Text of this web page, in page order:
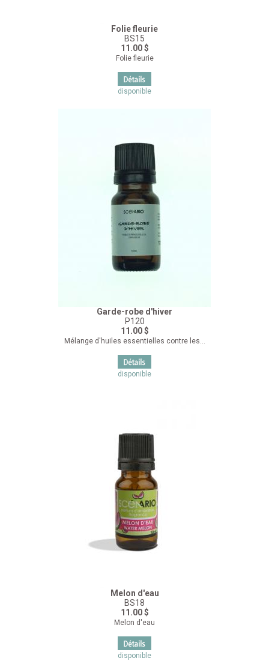
Folie fleurie
BS15
11.00 $
Folie fleurie
disponible
Garde-robe d'hiver
P120
11.00 $
Mélange d'huiles essentielles contre les...
disponible
Melon d'eau
BS18
11.00 $
Melon d'eau
disponible